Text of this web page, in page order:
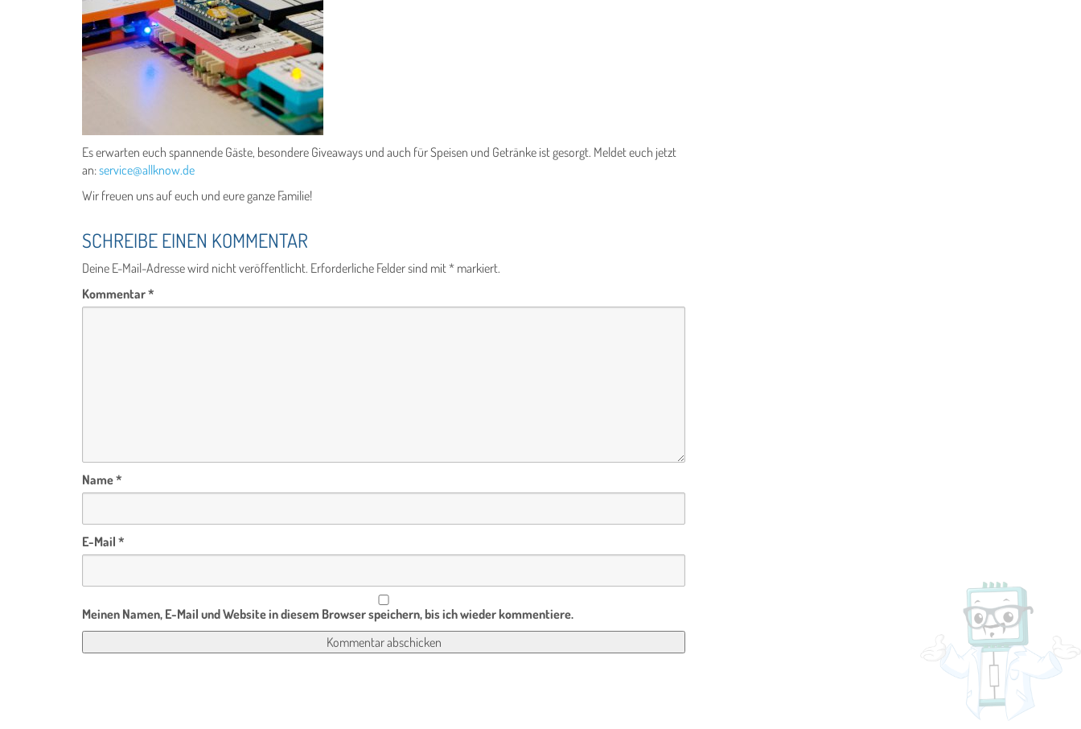
Es erwarten euch spannende Gäste, besondere Giveaways und auch für Speisen und Getränke ist gesorgt. Meldet euch jetzt
an:service@allknow.de
Wir freuen uns auf euch und eure ganze Familie!
SCHREIBE EINEN KOMMENTAR
Deine E-Mail-Adresse wird nicht veröffentlicht. Erforderliche Felder sind mit* markiert.
Kommentar*
Name*
E-Mail *
Meinen Namen, E-Mail und Website in diesem Browser speichern, bis ich wieder kommentiere.